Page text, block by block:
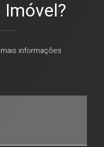
informações